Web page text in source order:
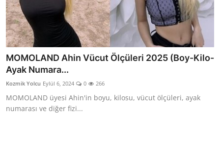
Anime Karakterleri
Anime
Dizi & Film
Testler
MOMOLAND Ahin Vücut Ölçüleri 2025 (Boy-Kilo-
Ayak Numara...
Kozmik Yolcu Eylül 6, 2024 0 266
MOMOLAND üyesi Ahin'in boyu, kilosu, vücut ölçüleri, ayak
numarası ve diğer fizi...